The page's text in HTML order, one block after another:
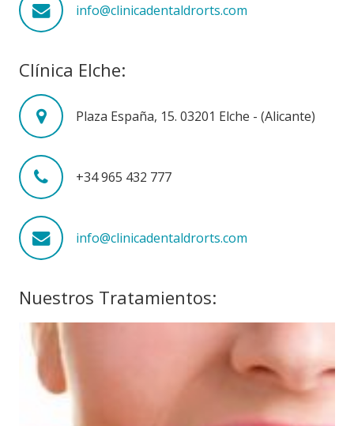
info@clinicadentaldrorts.com
Clínica Elche:
Plaza España, 15. 03201 Elche - (Alicante)
+34 965 432 777
info@clinicadentaldrorts.com
Nuestros Tratamientos: